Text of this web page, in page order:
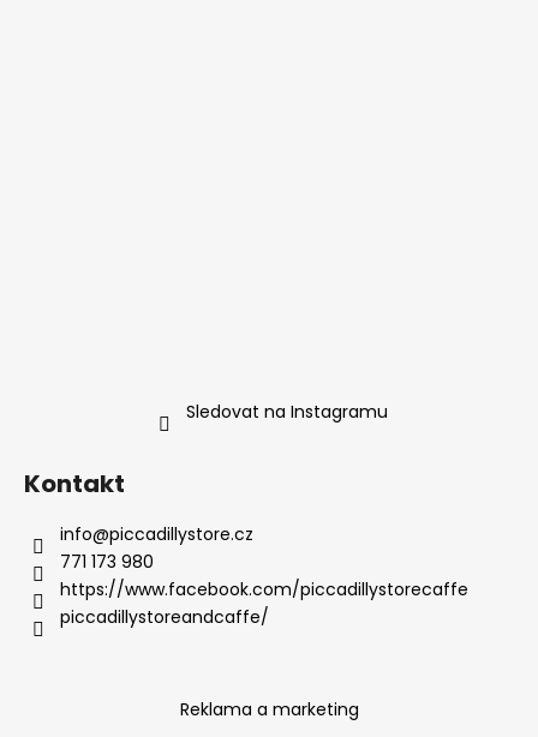
Sledovat na Instagramu
Kontakt
info@piccadillystore.cz
771 173 980
https://www.facebook.com/piccadillystorecaffe
piccadillystoreandcaffe/
Reklama a marketing